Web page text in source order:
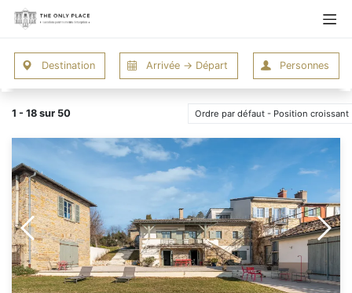
1 - 18 sur 50 Ordre par défaut - Position croissant